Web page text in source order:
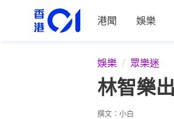
港聞 娛樂
娛樂 眾樂迷
林智樂
撰文： 小白